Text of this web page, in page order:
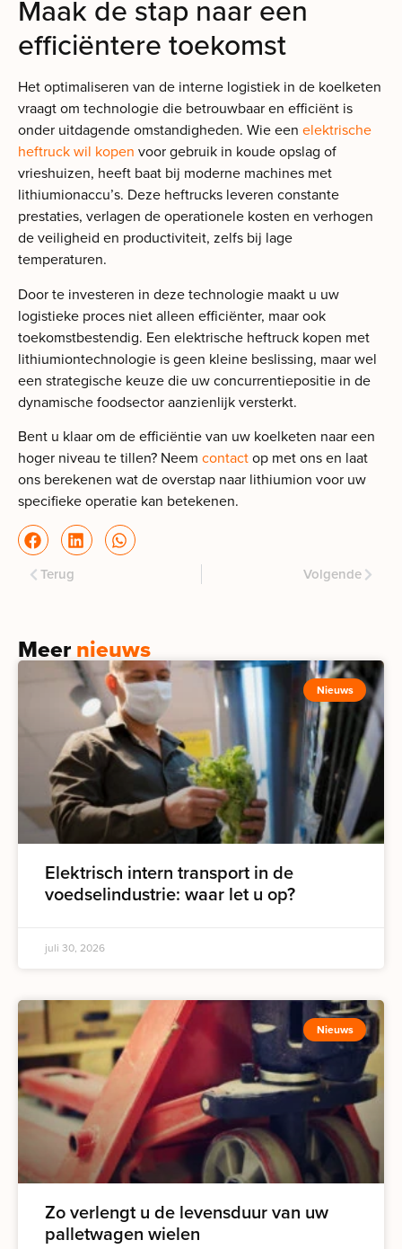
Maak de stap naar een
efficiëntere toekomst
Het optimaliseren van de interne logistiek in de koelketen
vraagt om technologie die betrouwbaar en efficiënt is
onder uitdagende omstandigheden. Wie een elektrische
heftruck wil kopen voor gebruik in koude opslag of
vrieshuizen, heeft baat bij moderne machines met
lithiumionaccu’s. Deze heftrucks leveren constante
prestaties, verlagen de operationele kosten en verhogen
de veiligheid en productiviteit, zelfs bij lage
temperaturen.
Door te investeren in deze technologie maakt u uw
logistieke proces niet alleen efficiënter, maar ook
toekomstbestendig. Een elektrische heftruck kopen met
lithiumiontechnologie is geen kleine beslissing, maar wel
een strategische keuze die uw concurrentiepositie in de
dynamische foodsector aanzienlijk versterkt.
Bent u klaar om de efficiëntie van uw koelketen naar een
hoger niveau te tillen? Neem contactop met ons en laat
ons berekenen wat de overstap naar lithiumion voor uw
specifieke operatie kan betekenen.
Terug Volgende
Meernieuws
Nieuws
Elektrisch intern transport in de
voedselindustrie: waar let u op?
juli 30, 2026
Nieuws
Zo verlengt u de levensduur van uw
palletwagen wielen